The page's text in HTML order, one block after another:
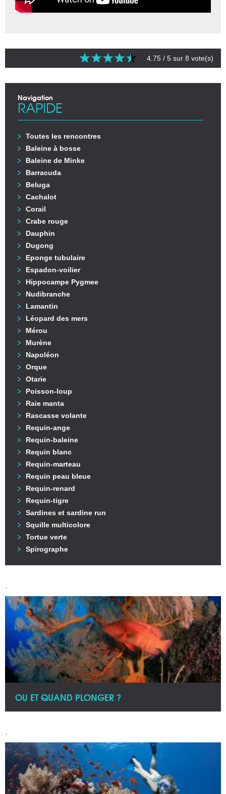
4.75 / 5 sur 8 vote(s)
Navigation
RAPIDE
Toutes les rencontres
Baleine à bosse
Baleine de Minke
Barracuda
Beluga
Cachalot
Corail
Crabe rouge
Dauphin
Dugong
Eponge tubulaire
Espadon-voilier
Hippocampe Pygmee
Nudibranche
Lamantin
Léopard des mers
Mérou
Murène
Napoléon
Orque
Otarie
Poisson-loup
Raie manta
Rascasse volante
Requin-ange
Requin-baleine
Requin blanc
Requin-marteau
Requin peau bleue
Requin-renard
Requin-tigre
Sardines et sardine run
Squille multicolore
Tortue verte
Spirographe
.
OU ET QUAND PLONGER ?
.